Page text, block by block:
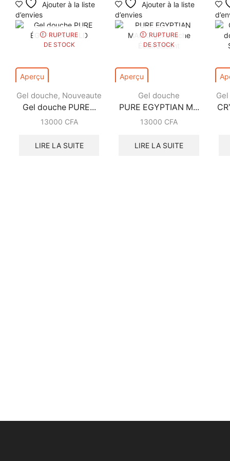
Ajouter à la liste
d’envies
RUPTURE
DE STOCK
Aperçu
Gel douche, Nouveaute
Gel douche PURE...
13000 CFA
LIRE LA SUITE
Ajouter à la liste
d’envies
RUPTURE
DE STOCK
Aperçu
Gel douche
PURE EGYPTIAN M...
13000 CFA
LIRE LA SUITE